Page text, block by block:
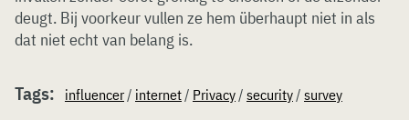
deugt. Bij voorkeur vullen ze hem überhaupt niet in als
dat niet echt van belang is.
Tags: influencer/ internet/ Privacy/ security/ survey